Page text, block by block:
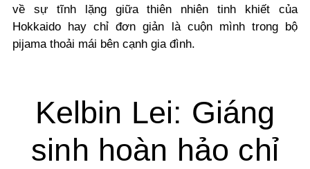
về sự tĩnh lặng giữa thiên nhiên tinh khiết của
Hokkaido hay chỉ đơn giản là cuộn mình trong bộ
pijama thoải mái bên cạnh gia đình.
Kelbin Lei: Giáng
sinh hoàn hảo chỉ